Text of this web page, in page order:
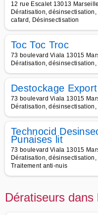
12 rue Escalet 13013
Dératisation,
cafard, Désinsectisation
Toc Toc Troc
73 boulevard Viala 13015
Dératisation,
Destockage Export
73 boulevard Viala 13015
Dératisation,
Technocid
Punaises lit
73 boulevard Viala 13015
Dératisation,
Traitement anti-nuis
Dératiseurs